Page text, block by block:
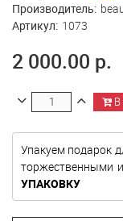
Производитель:
Артикул: 1073
2 000.00 р.
Упакуем подарок
торжественными
УПАКОВКУ